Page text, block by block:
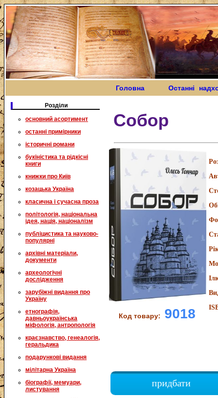
Головна Останні
Розділи
основний асортимент
останні примірники
історичні романи
букіністика та рідкісні
книги
книжки про Київ
козацька Україна
класична і сучасна проза
політологія, національна
ідея, нація, націоналізм
публіцистика та науково-
популярні
архівні матеріали,
документи
археологічні
дослідження
зарубіжні видання про
Україну
етнографія,
давньоукраїнська
міфологія, антропологія
краєзнавство, генеалогія,
геральдика
подарункові видання
мілітарна Україна
біографії, мемуари,
листування
Собор
Код товару: 9018
придбати